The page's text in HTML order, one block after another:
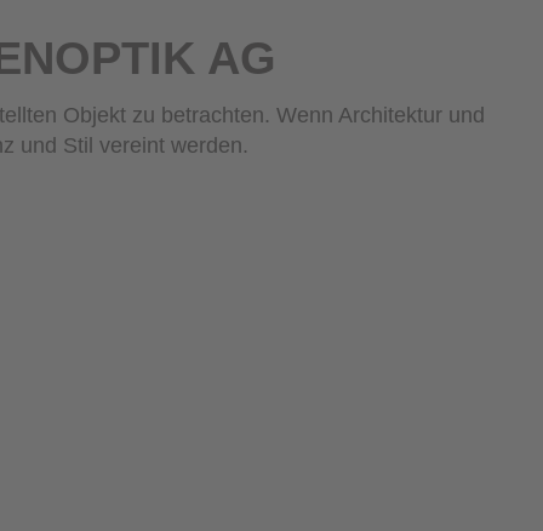
AG
Objekt zu betrachten. Wenn Architektur und
und Stil vereint werden.